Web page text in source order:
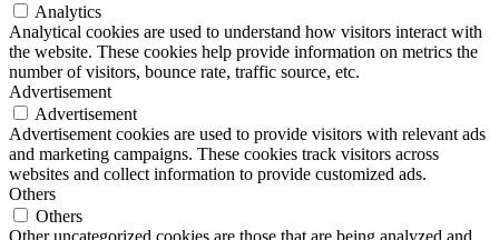
Analytics
Analytical cookies are used to understand how visitors interact with
the website. These cookies help provide information on metrics the
number of visitors, bounce rate, traffic source, etc.
Advertisement
Advertisement
Advertisement cookies are used to provide visitors with relevant ads
and marketing campaigns. These cookies track visitors across
websites and collect information to provide customized ads.
Others
Others
Other uncategorized cookies are those that are being analyzed and